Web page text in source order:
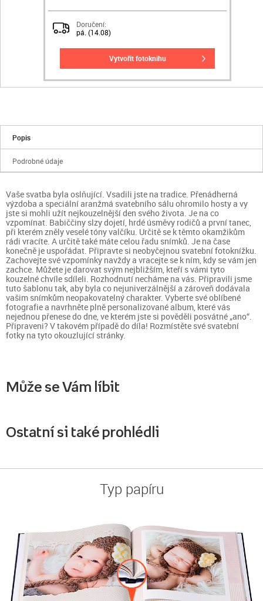
Doručení:
pá. (14.08)
vytvořit fotoknihu
Popis
Podrobné údaje
Vaše svatba byla oslňující. Vsadili jste na tradice. Přenádherná
výzdoba a speciální aranžmá svatebního sálu ohromilo hosty a vy
jste si mohli užít nejkouzelnější den svého života. Je na co
vzpomínat. Babiččiny slzy dojetí, hrdé úsměvy rodičů a první tanec,
při kterém zněly veselé tóny valčíku. Určitě se k těmto okamžikům
rádi vracíte. A určitě také máte celou řadu snímků. Je na čase
konečně je uspořádat. Připravte si neobyčejnou svatební fotoknížku.
Zachovejte své vzpomínky navždy a vracejte se k ním, kdy se vám jen
zachce. Můžete je darovat svým nejbližším, kteří s vámi tyto
kouzelné chvíle sdíleli. Rozhodnutí necháme na vás. Připravili jsme
tuto šablonu tak, aby byla co nejuniverzálnější a zároveň dodávala
vašim snímkům neopakovatelný charakter. Vyberte své oblíbené
fotografie a navrhněte plně personalizované album, které vás
nejednou přenese do dne, ve kterém jste si pověděli posvátné „ano“.
Připraveni? V takovém případě do díla! Rozmístěte své svatební
fotky na tyto okouzlující stránky.
Může se Vám líbit
Ostatní si také prohlédli
Typ papíru